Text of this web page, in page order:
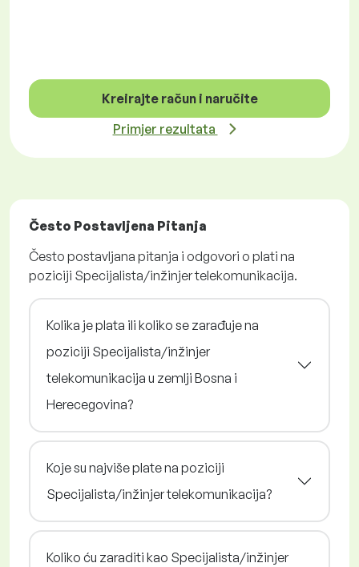
Kreirajte račun i naručite
Primjer rezultata
Često Postavljena Pitanja
Često postavljana pitanja i odgovori o plati na
poziciji Specijalista/inžinjer telekomunikacija.
Kolika je plata ili koliko se zarađuje na
poziciji Specijalista/inžinjer
telekomunikacija u zemlji Bosna i
Herecegovina?
Koje su najviše plate na poziciji
Specijalista/inžinjer telekomunikacija?
Koliko ću zaraditi kao Specijalista/inžinjer